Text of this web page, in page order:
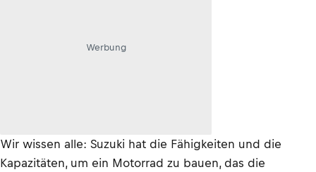
Werbung
Wir wissen alle: Suzuki hat die Fähigkeiten und die
Kapazitäten, um ein Motorrad zu bauen, das die